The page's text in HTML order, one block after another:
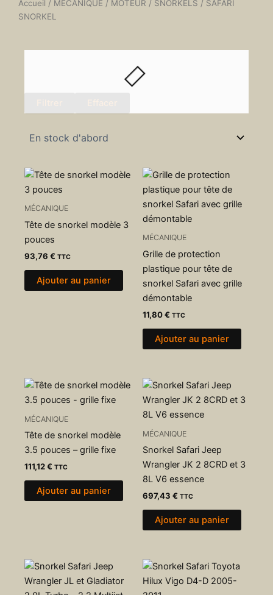
Accueil / MÉCANIQUE / MOTEUR / SNORKELS / SAFARI
SNORKEL
MÉCANIQUE
Tête de snorkel modèle 3
pouces
93,76 € TTC
Ajouter au panier
MÉCANIQUE
Grille de protection
plastique pour tête de
snorkel Safari avec grille
démontable
11,80€ TTC
Ajouter au panier
MÉCANIQUE
Tête de snorkel modèle
3.5 pouces – grille fixe
111,12€ TTC
Ajouter au panier
MÉCANIQUE
Snorkel Safari Jeep
Wrangler JK 2 8CRD et 3
8L V6 essence
697,43 € TTC
Ajouter au panier